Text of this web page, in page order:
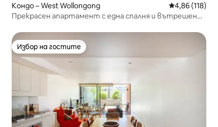
Кондо – West Wollongong Средна
4,86 (118)
Прекрасен апартамент с една спалня и вътрешен
Избор на гостите
Избор на гостите